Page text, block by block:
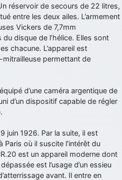
OK dirait-on… Merci à toi.
coupé les accessoires de personne
un peu violent, mais ça devrait aller
et Singapour qui mettent le site
que j'étais resté dans le filtre…
réservoir de secours de 22 litres,
entre les deux ailes. L’armement
Vickers de 7,7mm
disque de l’hélice. Elles sont
chacune. L’appareil est
mitrailleuse permettant de
d’une caméra argentique de
d’un dispositif capable de régler
juin 1926. Par la suite, il est
Paris où il suscite l’intérêt du
est un appareil moderne dont
est l’usage d’un essieu
avant. Il entre en